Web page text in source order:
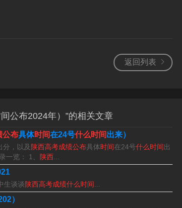
数线。
及各批次分数线预计于6月24日中午12：00公
理工类443分。本科二批：文史类403分，理工
返回列表
公布2024年）”的相关文章
公布具体时间在24号什么时间出来）
分，以及 陕西高考成绩公布具体时间在24号什么时间出
一览： 1、
陕西
生谈谈陕西高考成绩什么时间
）